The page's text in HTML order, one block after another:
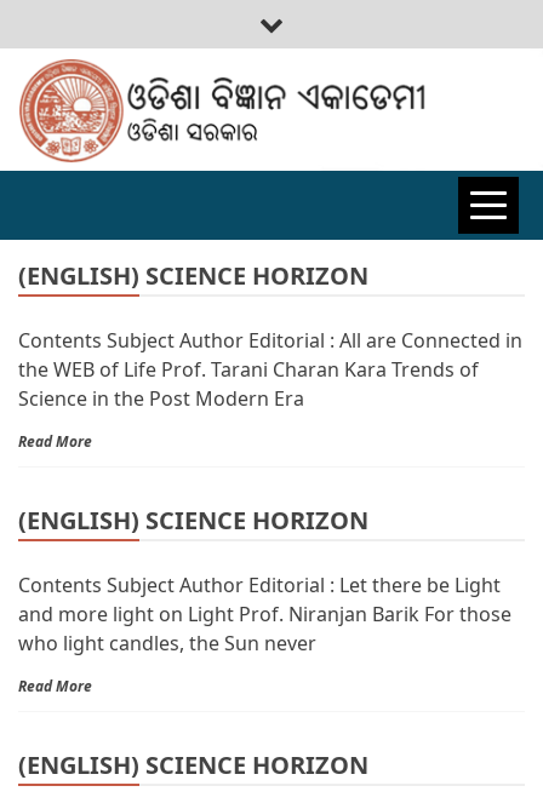
ODISHA
BIGYAN
ACADEMY
(ENGLISH) SCIENCE HORIZON
Contents Subject Author Editorial : All are Connected in
the WEB of Life Prof. Tarani Charan Kara Trends of
Science in the Post Modern Era
Read More
(ENGLISH) SCIENCE HORIZON
Contents Subject Author Editorial : Let there be Light
and more light on Light Prof. Niranjan Barik For those
who light candles, the Sun never
Read More
(ENGLISH) SCIENCE HORIZON